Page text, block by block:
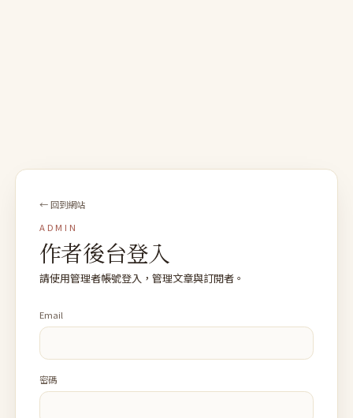
← 回到網站
ADMIN
作者後台登入
請使用管理者帳號登入，管理文章與訂閱者。
Email
密碼